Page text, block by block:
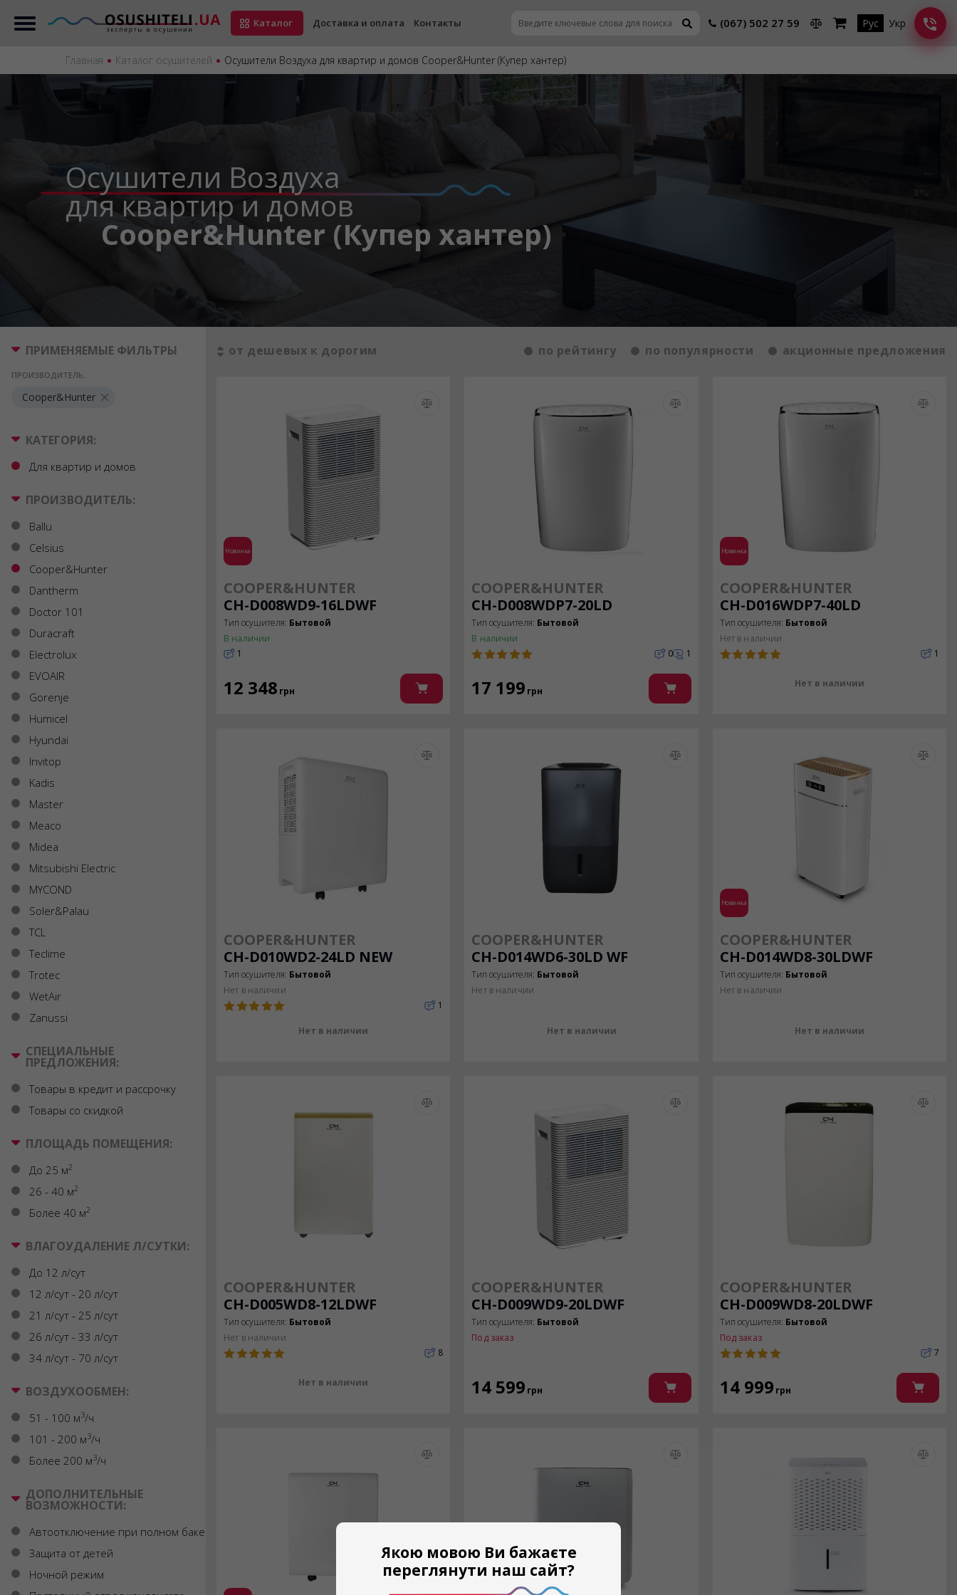
Каталог Доставка и оплата Контакты (067) 502 27 59 Рус Укр
Главная Каталог осушителей Осушители Воздуха для квартир и домов Cooper&Hunter (Купер хантер)
Осушители Воздуха
для квартир и домов
Cooper&Hunter (Купер хантер)
ПРИМЕНЯЕМЫЕ ФИЛЬТРЫ
ПРОИЗВОДИТЕЛЬ:
Cooper&Hunter
КАТЕГОРИЯ:
Для квартир и домов
ПРОИЗВОДИТЕЛЬ:
Ballu
Celsius
Cooper&Hunter
Dantherm
Doctor 101
Duracraft
Electrolux
EVOAIR
Gorenje
Humicel
Hyundai
Invitop
Kadis
Master
Meaco
Midea
Mitsubishi Electric
MYCOND
Soler&Palau
TCL
Teclime
Trotec
WetAir
Zanussi
СПЕЦИАЛЬНЫЕ
ПРЕДЛОЖЕНИЯ:
Товары в кредит и рассрочку
Товары со скидкой
ПЛОЩАДЬ ПОМЕЩЕНИЯ:
До 25 м2
26 - 40 м2
Более 40 м2
ВЛАГОУДАЛЕНИЕ Л/СУТКИ:
До 12 л/сут
12 л/сут - 20 л/сут
21 л/сут - 25 л/сут
26 л/сут - 33 л/сут
34 л/сут - 70 л/сут
ВОЗДУХООБМЕН:
51 - 100 м3/ч
101 - 200 м3/ч
Более 200 м3/ч
ДОПОЛНИТЕЛЬНЫЕ
ВОЗМОЖНОСТИ:
Автоотключение при полном баке
Защита от детей
Ночной режим
от дешевых к дорогим по рейтингу по популярности акционные предложения
Новинка
COOPER&HUNTER
CH-D008WD9-16LDWF
Тип осушителя: Бытовой
В наличии
1
12 348 грн
COOPER&HUNTER
CH-D008WDP7-20LD
Тип осушителя: Бытовой
В наличии
0
1
17 199 грн
Новинка
COOPER&HUNTER
CH-D016WDP7-40LD
Тип осушителя: Бытовой
Нет в наличии
1
Нет в наличии
COOPER&HUNTER
CH-D010WD2-24LD NEW
Тип осушителя: Бытовой
Нет в наличии
1
Нет в наличии
COOPER&HUNTER
CH-D014WD6-30LD WF
Тип осушителя: Бытовой
Нет в наличии
Нет в наличии
Новинка
COOPER&HUNTER
CH-D014WD8-30LDWF
Тип осушителя: Бытовой
Нет в наличии
Нет в наличии
COOPER&HUNTER
CH-D005WD8-12LDWF
Тип осушителя: Бытовой
Нет в наличии
8
Нет в наличии
COOPER&HUNTER
CH-D009WD9-20LDWF
Тип осушителя: Бытовой
Под заказ
14 599 грн
COOPER&HUNTER
CH-D009WD8-20LDWF
Тип осушителя: Бытовой
Под заказ
7
14 999 грн
Якою мовою Ви бажаєте
переглянути наш сайт?